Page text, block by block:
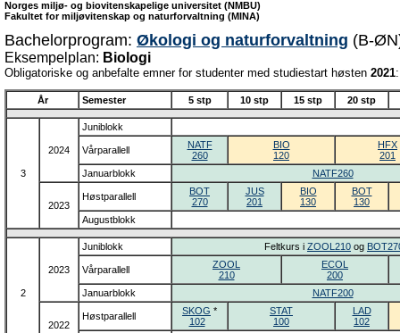
Norges miljø- og biovitenskapelige universitet (NMBU)
Fakultet for miljøvitenskap og naturforvaltning (MINA)
Bachelorprogram: Økologi og naturforvaltning (B-
Eksempelplan: Biologi
Obligatoriske og anbefalte emner for studenter med studiestart høsten 2021:
År Semester 5 stp 10 stp 15 stp 20 stp
3
2024
Juniblokk
Vårparallell
NATF
260
BIO
120
HFX
201
Januarblokk
NATF260
2023
Høstparallell
BOT
270
JUS
201
BIO
130
BOT
130
Augustblokk
2
2023
Juniblokk Feltkurs i ZOOL210 og
Vårparallell
ZOOL
210
ECOL
200
Januarblokk
NATF200
2022
Høstparallell SKOG *
102
STAT
100
LAD
102